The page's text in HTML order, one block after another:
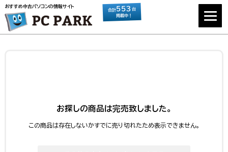
おすすめ中古パソコンの情報サイト
合計553 台
掲載中！
お探しの商品は完売致しました。
この商品は存在しないかすでに売り切れたため表示できません。